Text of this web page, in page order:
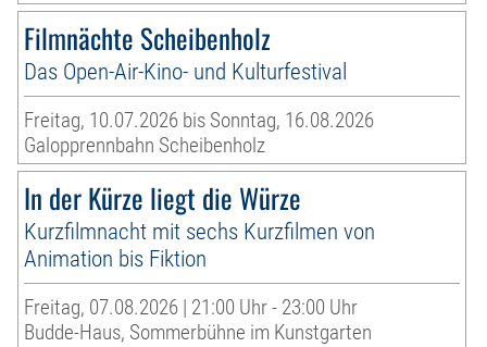
Filmnächte Scheibenholz
Das Open-Air-Kino- und Kulturfestival
Freitag, 10.07.2026 bis Sonntag, 16.08.2026
Galopprennbahn Scheibenholz
In der Kürze liegt die Würze
Kurzfilmnacht mit sechs Kurzfilmen von
Animation bis Fiktion
Freitag, 07.08.2026 | 21:00 Uhr - 23:00 Uhr
Budde-Haus, Sommerbühne im Kunstgarten